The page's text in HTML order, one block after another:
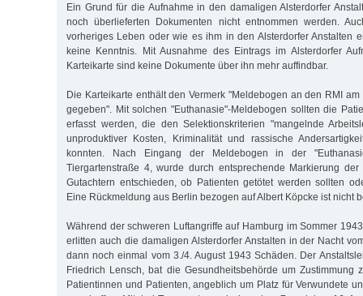
Ein Grund für die Aufnahme in den damaligen Alsterdorfer
noch überlieferten Dokumenten nicht entnommen werden.
vorheriges Leben oder wie es ihm in den Alsterdorfer Anstalten
keine Kenntnis. Mit Ausnahme des Eintrags im Alsterdorfer
Karteikarte sind keine Dokumente über ihn mehr auffindbar.
Die Karteikarte enthält den Vermerk "Meldebogen an den RMI
gegeben". Mit solchen "Euthanasie"-Meldebogen sollten die
erfasst werden, die den Selektionskriterien "mangelnde
unproduktiver Kosten, Kriminalität und rassische
konnten. Nach Eingang der Meldebogen in der
Tiergartenstraße 4, wurde durch entsprechende Markierung
Gutachtern entschieden, ob Patienten getötet werden sollten
Eine Rückmeldung aus Berlin bezogen auf Albert Köpcke ist nicht
Während der schweren Luftangriffe auf Hamburg im Sommer
erlitten auch die damaligen Alsterdorfer Anstalten in der Nacht
dann noch einmal vom 3./4. August 1943 Schäden. Der
Friedrich Lensch, bat die Gesundheitsbehörde um Zustimmung
Patientinnen und Patienten, angeblich um Platz für Verwundete